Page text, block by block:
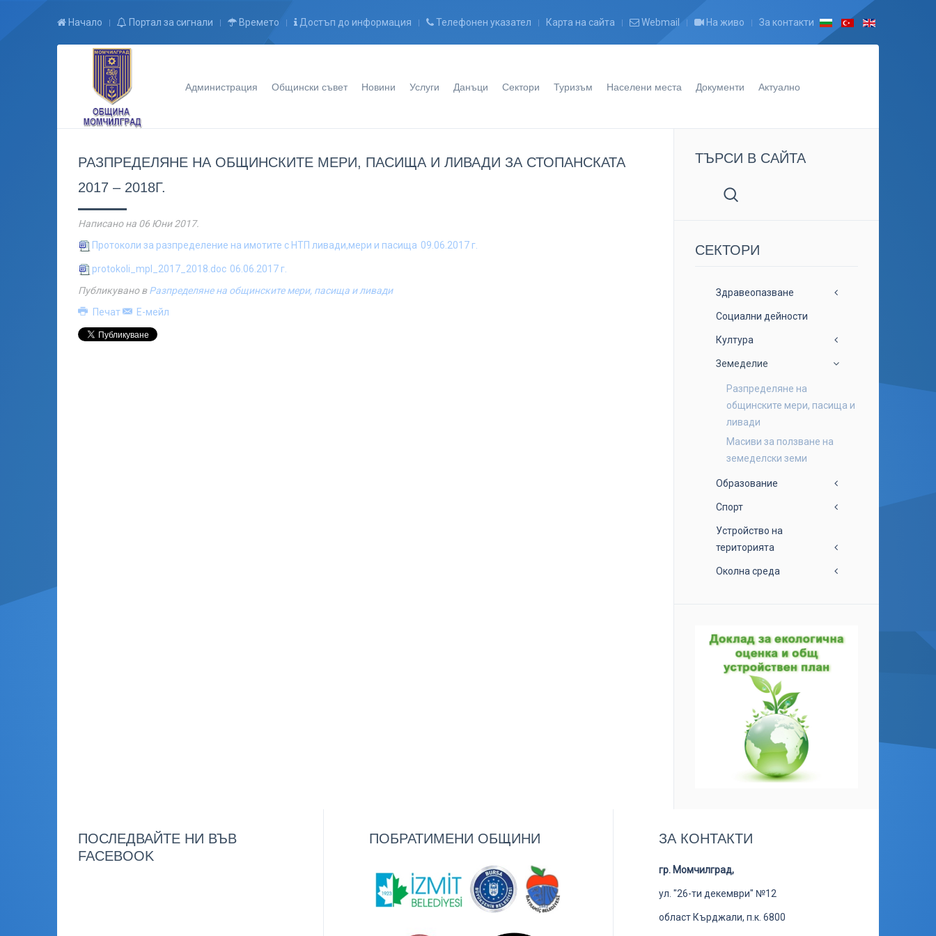
Начало Портал за сигнали Времето Достъп до информация Телефонен указател Карта на сайта Webmail На живо За контакти
Администрация Общински съвет Новини Услуги Данъци Сектори Туризъм Населени места Документи Актуално
РАЗПРЕДЕЛЯНЕ НА ОБЩИНСКИТЕ МЕРИ, ПАСИЩА И ЛИВАДИ ЗА СТОПАНСКАТА
2017 – 2018Г.
Написано на 06 Юни 2017.
Протоколи за разпределение на имотите с НТП ливади,мери и пасища 09.06.2017 г.
protokoli_mpl_2017_2018.doc 06.06.2017 г.
Публикувано вРазпределяне на общинските мери, пасища и ливади
Печат
Е-мейл
ТЪРСИ В САЙТА
СЕКТОРИ
Здравеопазване
Социални дейности
Култура
Земеделие
Разпределяне на
общинските мери, пасища и
ливади
Масиви за ползване на
земеделски земи
Образование
Спорт
Устройство на
територията
Околна среда
ПОСЛЕДВАЙТЕ НИ ВЪВ
FACEBOOK
ПОБРАТИМЕНИ ОБЩИНИ ЗА КОНТАКТИ
гр. Момчилград,
ул. "26-ти декември" №12
област Кърджали, п.к. 6800